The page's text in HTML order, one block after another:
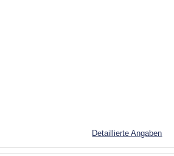
Detaillierte Angaben